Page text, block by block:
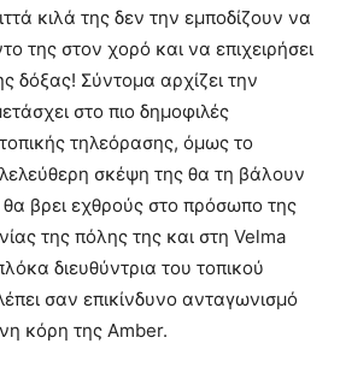
κιλά της δεν την εμποδίζουν να
της στον χορό και να επιχειρήσει
δόξας! Σύντομα αρχίζει την
στο πιο δημοφιλές
τηλεόρασης, όμως το
σκέψη της θα τη βάλουν
βρει εχθρούς στο πρόσωπο της
της πόλης της και στη Velma
διευθύντρια του τοπικού
σαν επικίνδυνο ανταγωνισμό
κόρη της Amber.